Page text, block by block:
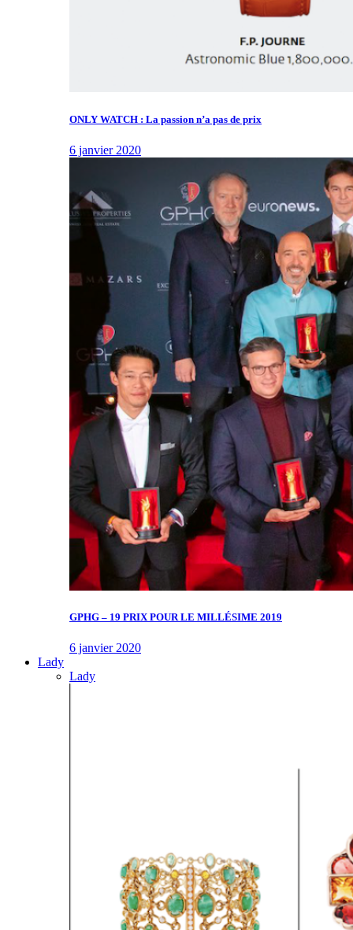
ONLY WATCH : La passion n’a pas de prix
6 janvier 2020
GPHG – 19 PRIX POUR LE MILLÉSIME 2019
6 janvier 2020
Lady
Lady